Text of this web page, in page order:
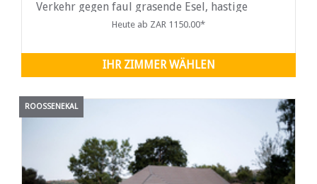
Verkehr gegen faul grasende Esel, hastige
Mittagessen gegen ein Picknick in der Steppe
Heute ab ZAR 1150.00*
IHR ZIMMER WÄHLEN
ROOSSENEKAL